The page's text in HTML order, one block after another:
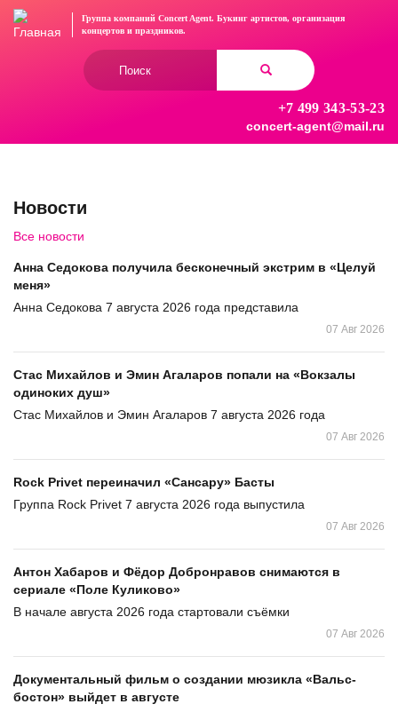
Перейти
Группа компаний Concert Agent. Букинг артистов, организация
концертови праздников.
+7 499 343-53-23
concert-agent@mail.ru
Новости
Все новости
Анна Седокова получила бесконечный экстрим в «Целуй
меня»
Анна Седокова 7 августа 2026 года представила
07 Авг 2026
Стас Михайлов и Эмин Агаларов попали на «Вокзалы
одиноких душ»
Стас Михайлов и Эмин Агаларов 7 августа 2026 года
07 Авг 2026
Rock Privet переиначил «Сансару» Басты
Группа Rock Privet 7 августа 2026 года выпустила
07 Авг 2026
Антон Хабаров и Фёдор Добронравов снимаются в
сериале «Поле Куликово»
В начале августа 2026 года стартовали съёмки
07 Авг 2026
Документальный фильм о создании мюзикла «Вальс-
бостон» выйдет в августе